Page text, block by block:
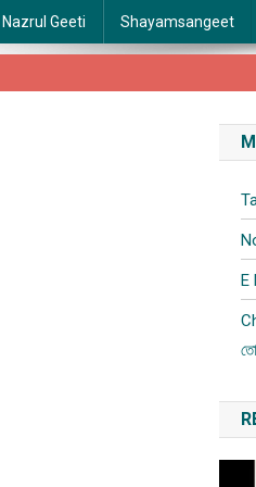
Nazrul Geeti Shayamsangeet
E